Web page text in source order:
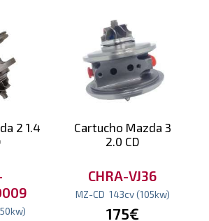
2 1.4
kw)
Cartucho Mazda 3
2.0 CD
CHRA-VJ36
MZ-CD 143cv (105kw)
175€